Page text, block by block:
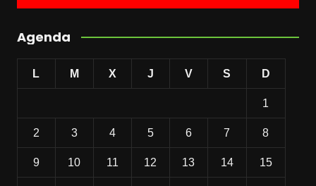
Agenda
L M X J V S D
1
2 3 4 5 6 7 8
9 10 11 12 13 14 15